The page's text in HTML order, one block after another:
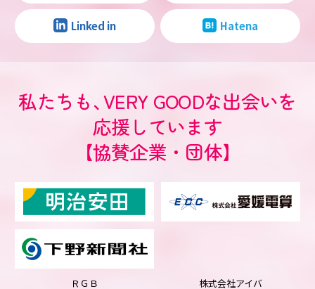
Linked in Hatena
私たちも、VERY GOODな出会いを
応援しています
【協賛企業・団体】
ＲＧＢ
株式会社アイバ